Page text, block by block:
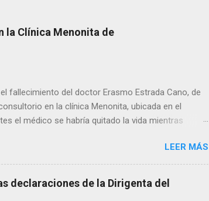
la Clínica Menonita de
fallecimiento del doctor Erasmo Estrada Cano, de
en la clínica Menonita, ubicada en el
el médico se habría quitado la vida mientras
quien se desempeñó como presidente del Club
en la región.
LEER MÁS
declaraciones de la Dirigenta del